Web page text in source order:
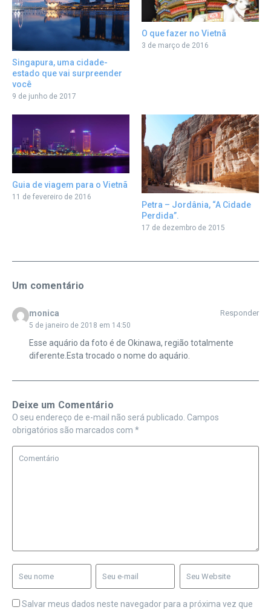
Singapura, uma cidade-
estado que vai surpreender
você
9 de junho de 2017
O que fazer no Vietnã
3 de março de 2016
Guia de viagem para o Vietnã
11 de fevereiro de 2016
Petra – Jordânia, “A Cidade
Perdida”.
17 de dezembro de 2015
Um comentário
monica
5 de janeiro de 2018 em 14:50
Responder
Esse aquário da foto é de Okinawa, região totalmente
diferente.Esta trocado o nome do aquário.
Deixe um Comentário
O seu endereço de e-mail não será publicado. Campos
obrigatórios são marcados com *
Salvar meus dados neste navegador para a próxima vez que